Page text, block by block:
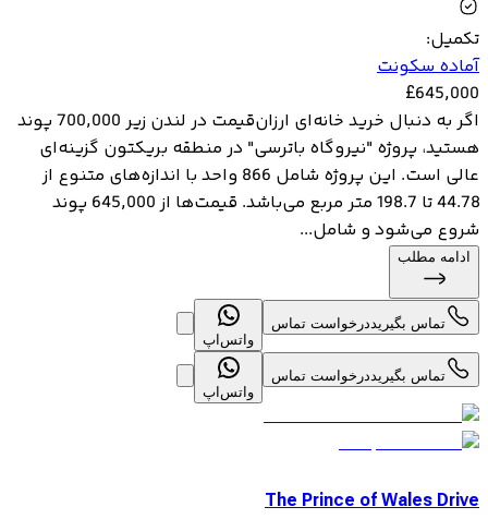
تکمیل:
آماده سکونت
£645,000
اگر به دنبال خرید خانه‌ای ارزان‌قیمت در لندن زیر 700,000 پوند
هستید، پروژه "نیروگاه باترسی" در منطقه بریکتون گزینه‌ای
عالی است. این پروژه شامل 866 واحد با اندازه‌های متنوع از
44.78 تا 198.7 متر مربع می‌باشد. قیمت‌ها از 645,000 پوند
شروع می‌شود و شامل...
ادامه مطلب
تماس بگیرید درخواست تماس
واتس‌اپ
تماس بگیرید درخواست تماس
واتس‌اپ
The Prince of Wales Drive